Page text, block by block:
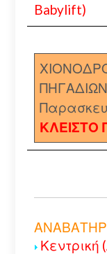
Babylift)
ΠΗΓΑΔΙΩΝ
ΚΛΕΙΣΤΟ
Κεντρική